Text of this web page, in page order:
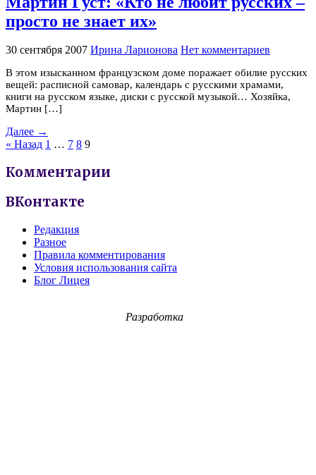
просто не знает их»
30 сентября 2007 Ирина Ларионова Нет комментариев
В этом изысканном французском доме поражает обилие русских
вещей: расписной самовар, календарь с русскими храмами,
книги на русском языке, диски с русской музыкой… Хозяйка,
Мартин […]
Далее →
« Назад 1 … 7 8 9
Комментарии
ВКонтакте
Редакция
Разное
Правила комментирования
Условия использования сайта
Блог Лицея
Разработка